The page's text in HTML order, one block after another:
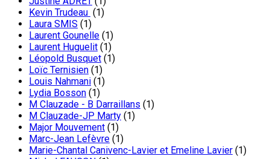
Kevin Trudeau (1)
Laura SMIS (1)
Laurent Gounelle (1)
Laurent Huguelit (1)
Léopold Busquet (1)
Loïc Ternisien (1)
Louis Nahmani (1)
Lydia Bosson (1)
M Clauzade - B Darraillans (1)
M Clauzade-JP Marty (1)
Major Mouvement (1)
Marc-Jean Lefèvre (1)
Marie-Chantal Canivenc-Lavier et Emeline Lavier (1)